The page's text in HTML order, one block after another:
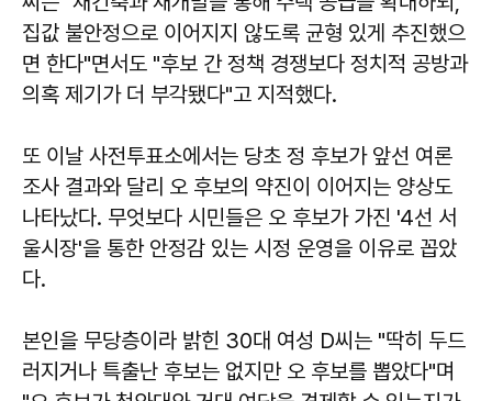
집값 불안정으로 이어지지 않도록 균형 있게 추진했으
면 한다"면서도 "후보 간 정책 경쟁보다 정치적 공방과
의혹 제기가 더 부각됐다"고 지적했다.
또 이날 사전투표소에서는 당초 정 후보가 앞선 여론
조사 결과와 달리 오 후보의 약진이 이어지는 양상도
나타났다. 무엇보다 시민들은 오 후보가 가진 '4선 서
울시장'을 통한 안정감 있는 시정 운영을 이유로 꼽았
다.
본인을 무당층이라 밝힌 30대 여성 D씨는 "딱히 두드
러지거나 특출난 후보는 없지만 오 후보를 뽑았다"며